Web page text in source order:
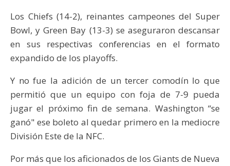
Los Chiefs (14-2), reinantes campeones del Super
Bowl, y Green Bay (13-3) se aseguraron descansar
en sus respectivas conferencias en el formato
expandido de los playoffs.
Y no fue la adición de un tercer comodín lo que
permitió que un equipo con foja de 7-9 pueda
jugar el próximo fin de semana. Washington “se
ganó" ese boleto al quedar primero en la mediocre
División Este de la NFC.
Por más que los aficionados de los Giants de Nueva